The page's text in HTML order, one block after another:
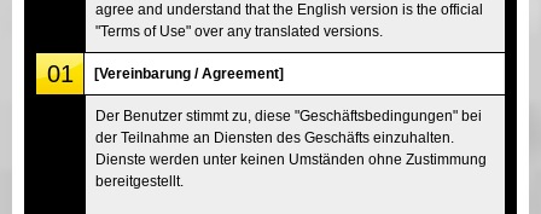
agree and understand that the English version is the official
"Terms of Use" over any translated versions.
01 [Vereinbarung / Agreement]
Der Benutzer stimmt zu, diese "Geschäftsbedingungen" bei
der Teilnahme an Diensten des Geschäfts einzuhalten.
Dienste werden unter keinen Umständen ohne Zustimmung
bereitgestellt.